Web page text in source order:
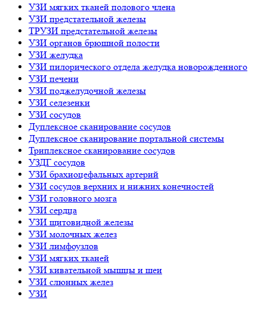
УЗИ мягких тканей полового члена
УЗИ предстательной железы
ТРУЗИ предстательной железы
УЗИ органов брюшной полости
УЗИ желудка
УЗИ пилорического отдела желудка новорожденного
УЗИ печени
УЗИ поджелудочной железы
УЗИ селезенки
УЗИ сосудов
Дуплексное сканирование сосудов
Дуплексное сканирование портальной системы
Триплексное сканирование сосудов
УЗДГ сосудов
УЗИ брахиоцефальных артерий
УЗИ сосудов верхних и нижних конечностей
УЗИ головного мозга
УЗИ сердца
УЗИ щитовидной железы
УЗИ молочных желез
УЗИ лимфоузлов
УЗИ мягких тканей
УЗИ кивательной мышцы и шеи
УЗИ слюнных желез
УЗИ